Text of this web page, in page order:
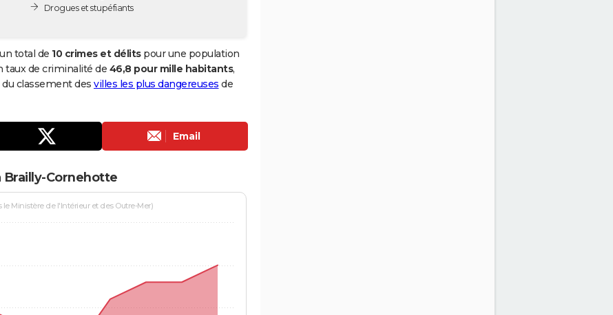
Drogues et stupéfiants
total de 10 crimes et délitspour une population
taux de criminalité de 46,8 pour mille habitants,
classement des villes les plus dangereuses de
Email
Cornehotte
Ministère de l'Intérieur et des Outre-Mer)